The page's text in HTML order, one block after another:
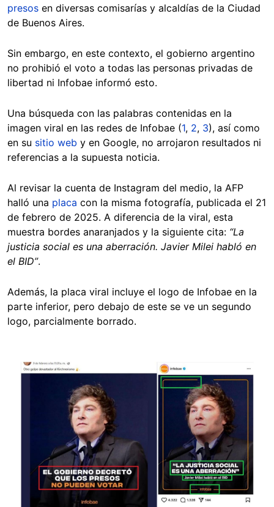
presos en diversas comisarías y alcaldías de la Ciudad
de Buenos Aires.
Sin embargo, en este contexto, el gobierno argentino
no prohibió el voto a todas las personas privadas de
libertad ni Infobae informó esto.
Una búsqueda con las palabras contenidas en la
imagen viral en las redes de Infobae (1, 2, 3), así como
en su sitio web y en Google, no arrojaron resultados ni
referencias a la supuesta noticia.
Al revisar la cuenta de Instagram del medio, la AFP
halló una placa con la misma fotografía, publicada el 21
de febrero de 2025. A diferencia de la viral, esta
muestra bordes anaranjados y la siguiente cita: “La
justicia social es una aberración. Javier Milei habló en
el BID”.
Además, la placa viral incluye el logo de Infobae en la
parte inferior, pero debajo de este se ve un segundo
logo, parcialmente borrado.
Image